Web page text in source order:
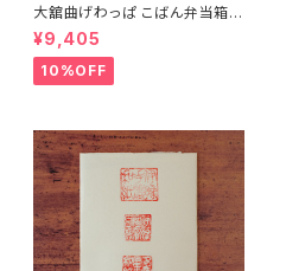
大舘曲げわっぱ こばん弁当箱
（小） りょうび庵 秋田県大舘市
【伝統的工芸品】【民藝品】【ギフ
ト プレゼント】【父の日 お誕生
日】
¥9,405
10%OFF